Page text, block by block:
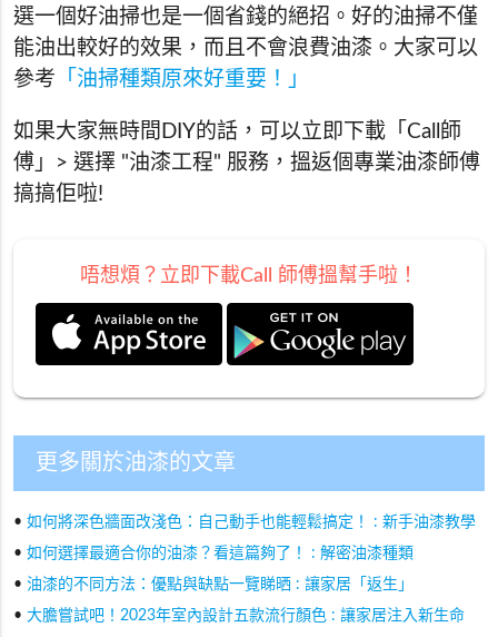
選一個好油掃也是一個省錢的絕招。好的油掃不僅
能油出較好的效果，而且不會浪費油漆。大家可以
參考 「油掃種類原來好重要！」
如果大家無時間DIY的話，可以立即下載「Call師
傅」> 選擇 "油漆工程" 服務，搵返個專業油漆師傅
搞搞佢啦!
唔想煩？立即下載Call 師傅搵幫手啦！
更多關於油漆的文章
• 如何將深色牆面改淺色：自己動手也能輕鬆搞定！ : 新手油漆教學
• 如何選擇最適合你的油漆？看這篇夠了！ : 解密油漆種類
• 油漆的不同方法：優點與缺點一覽睇晒 : 讓家居「返生」
• 大膽嘗試吧！2023年室內設計五款流行顏色 : 讓家居注入新生命